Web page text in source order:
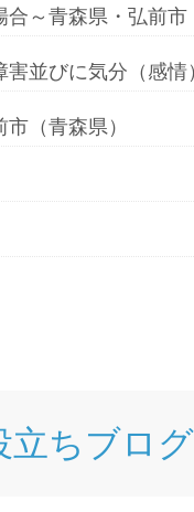
合～青森県・弘前市
並びに気分（感
（青森県）
立ちブログ